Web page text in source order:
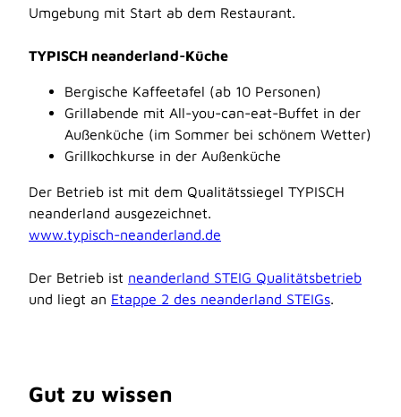
Umgebung mit Start ab dem Restaurant.
TYPISCH neanderland-Küche
Bergische Kaffeetafel (ab 10 Personen)
Grillabende mit All-you-can-eat-Buffet in der
Außenküche (im Sommer bei schönem Wetter)
Grillkochkurse in der Außenküche
Der Betrieb ist mit dem Qualitätssiegel TYPISCH
neanderland ausgezeichnet.
www.typisch-neanderland.de
Der Betrieb ist neanderland STEIG Qualitätsbetrieb
und liegt an Etappe 2 des neanderland STEIGs.
Gut zu wissen